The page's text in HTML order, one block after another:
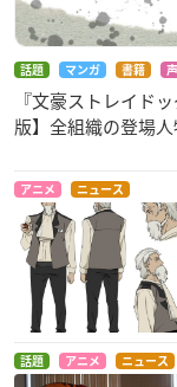
話題 マンガ 書籍
『文豪ストレイド
版】全組織の登場
アニメ ニュース
話題 アニメ ニュース